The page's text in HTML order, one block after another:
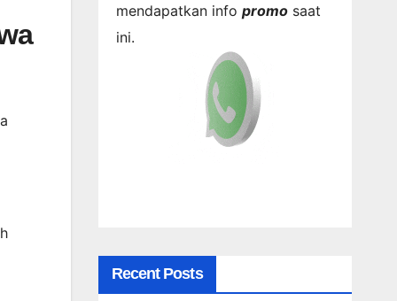
mendapatkan info promosaat
ini.
Recent Posts